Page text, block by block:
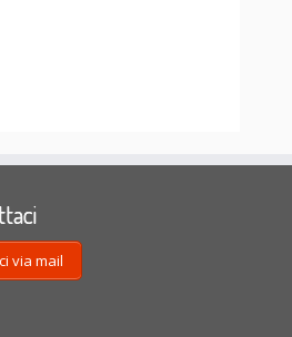
via mail